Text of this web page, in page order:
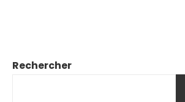
Rechercher